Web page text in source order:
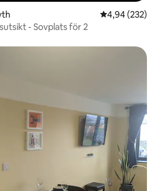
4,94 av 5 i
4,94 (232)
- Sovplats för 2